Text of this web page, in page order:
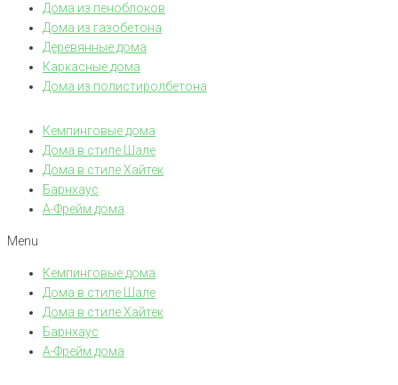
Дома из пеноблоков
Дома из газобетона
Деревянные дома
Каркасные дома
Дома из полистиролбетона
Кемпинговые дома
Дома в стиле Шале
Дома в стиле Хайтек
Барнхаус
А-Фрейм дома
Menu
Кемпинговые дома
Дома в стиле Шале
Дома в стиле Хайтек
Барнхаус
А-Фрейм дома